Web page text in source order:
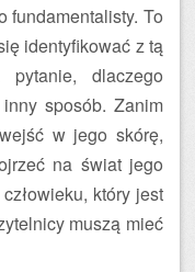
fundamentalisty. To
identyfikować z tą
dlaczego
sposób. Zanim
w jego skórę,
na świat jego
który jest
muszą mieć